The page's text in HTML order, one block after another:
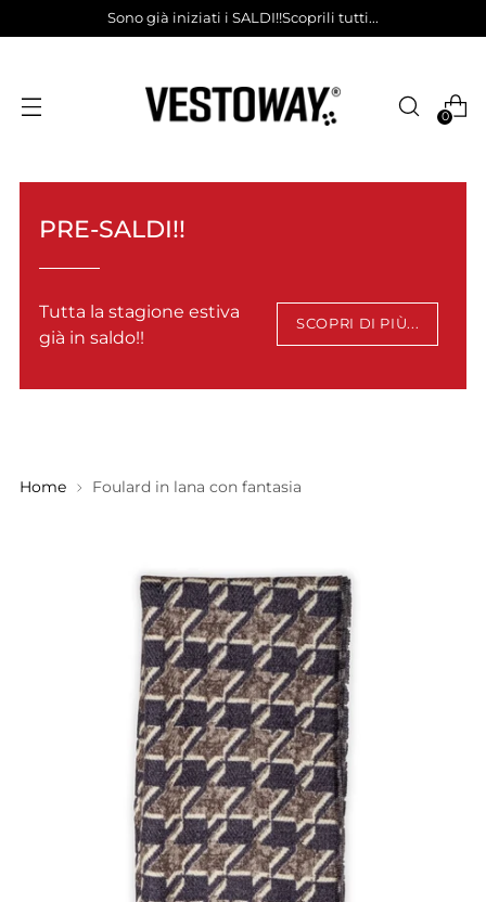
Sono già iniziati i SALDI!!Scoprili tutti...
0
PRE-SALDI!!
Tutta la stagione estiva
già in saldo!!
SCOPRI DI PIÙ...
Home Foulard in lana con fantasia